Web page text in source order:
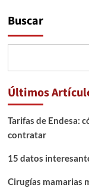
Buscar
Últimos
Tarifas de Endesa:
contratar
15 datos
Cirugías mamarias